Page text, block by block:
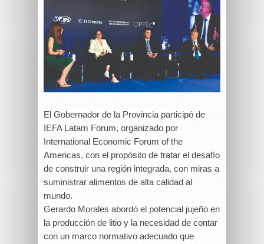
El Gobernador de la Provincia participó de
IEFA Latam Forum, organizado por
International Economic Forum of the
Americas, con el propósito de tratar el desafío
de construir una región integrada, con miras a
suministrar alimentos de alta calidad al
mundo.
Gerardo Morales abordó el potencial jujeño en
la producción de litio y la necesidad de contar
con un marco normativo adecuado que